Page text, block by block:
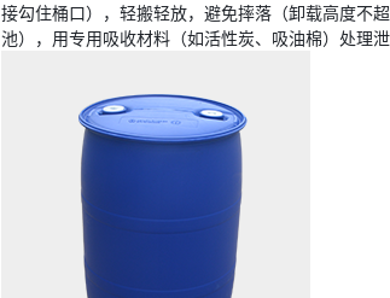
接勾住桶口），轻搬轻放，避免摔落（卸载高度不
池），用专用吸收材料（如活性炭、吸油棉）处理泄